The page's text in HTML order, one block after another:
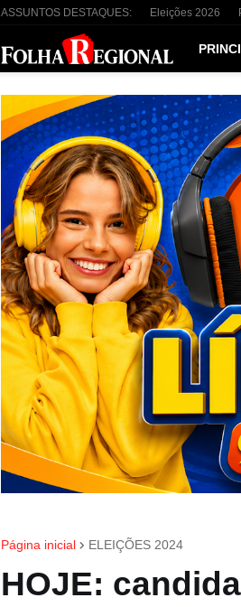
ASSUNTOS DESTAQUES: Eleições 2026
Página inicial ELEIÇÕES 2024
HOJE: